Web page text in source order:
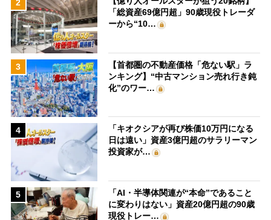
2
「総資産69億円超」90歳現役トレーダ
ーから“10…
3
【首都圏の不動産価格「危ない駅」ラ
ンキング】“中古マンション売れ行き鈍
化”のワー…
4
「キオクシアが再び株価10万円になる
日は遠い」資産3億円超のサラリーマン
投資家が…
5
「AI・半導体関連が“本命”であること
に変わりはない」資産20億円超の90歳
現役トレー…